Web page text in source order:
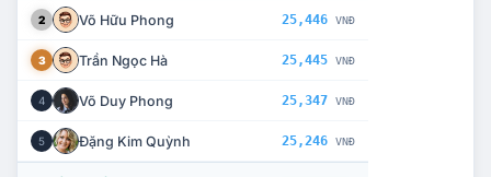
2 Võ Hữu Phong 25,446 VNĐ
3 Trần Ngọc Hà 25,445 VNĐ
4 Võ Duy Phong 25,347 VNĐ
5 Đặng Kim Quỳnh 25,246 VNĐ